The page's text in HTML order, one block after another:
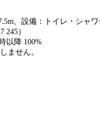
、設備：トイレ・シャワ
）
以降 100%
ません。